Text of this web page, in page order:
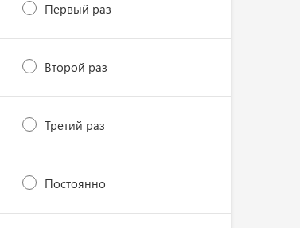
Первый раз
Второй раз
Третий раз
Постоянно